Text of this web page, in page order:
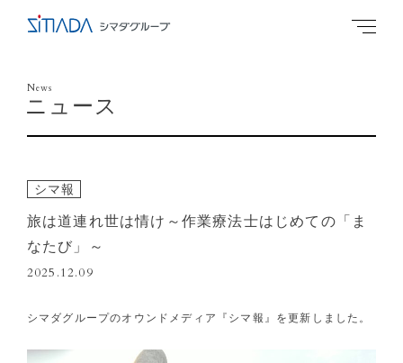
News
ニュース
シマ報
旅は道連れ世は情け～作業療法士はじめての「ま
なたび」～
2025.12.09
シマダグループのオウンドメディア『シマ報』を更新しました。